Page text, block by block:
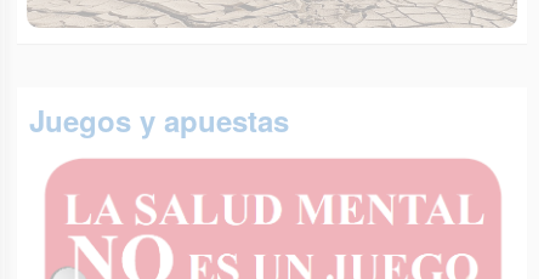
Juegos y apuestas